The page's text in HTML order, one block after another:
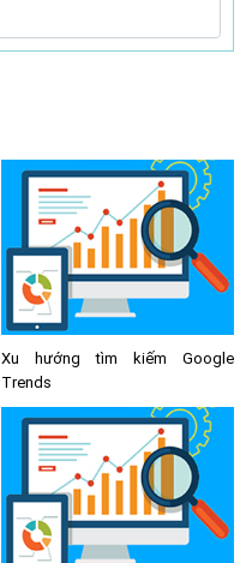
Xu hướng tìm kiếm Google
Trends